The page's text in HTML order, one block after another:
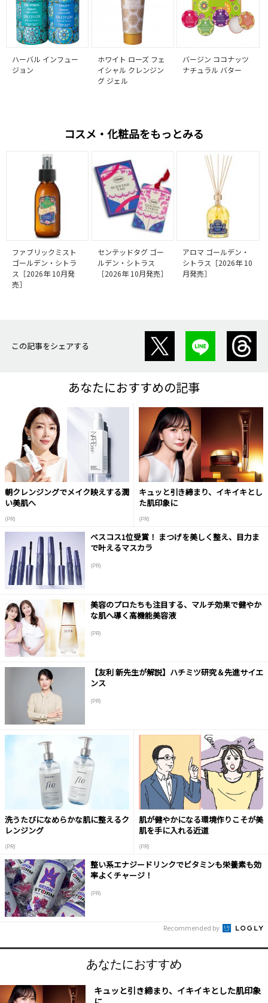
ハーバル インフュー
ジョン
ホワイト ローズ フェ
イシャル クレンジン
グ ジェル
バージン ココナッツ
ナチュラル バター
コスメ・化粧品をもっとみる
ファブリックミスト
ゴールデン・シトラ
ス［2026年 10月発
売］
センテッドタグ ゴー
ルデン・シトラス
［2026年 10月発売］
アロマ ゴールデン・
シトラス［2026年 10
月発売］
この記事をシェアする
あなたにおすすめの記事
朝クレンジングでメイク映えする潤
い美肌へ
(PR)
キュッと引き締まり、イキイキとし
た肌印象に
(PR)
ベスコス1位受賞！ まつげを美しく整え、目力ま
で叶えるマスカラ
(PR)
美容のプロたちも注目する、マルチ効果で健やか
な肌へ導く高機能美容液
(PR)
【友利 新先生が解説】ハチミツ研究＆先進サイエ
ンス
(PR)
洗うたびになめらかな肌に整えるク
レンジング
(PR)
肌が健やかになる環境作りこそが美
肌を手に入れる近道
(PR)
整い系エナジードリンクでビタミンも栄養素も効
率よくチャージ！
(PR)
Recommended by
あなたにおすすめ
キュッと引き締まり、イキイキとした肌印象